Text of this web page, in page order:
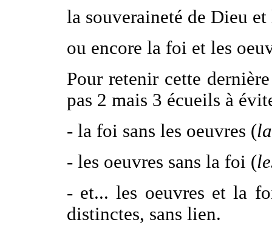
la souveraineté de Dieu
ou encore la foi et les
Pour retenir cette
pas 2 mais 3 écueils à
- la foi sans les oeuvres (
- les oeuvres sans la foi (
- et... les oeuvres et la
distinctes, sans lien.